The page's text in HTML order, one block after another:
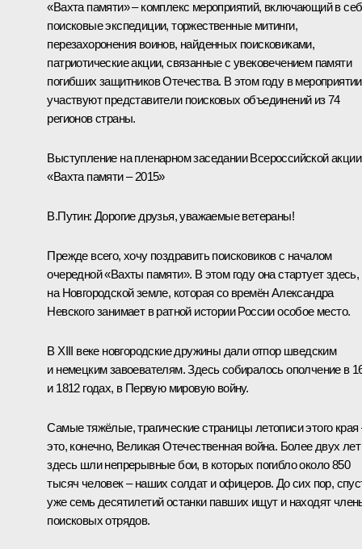
«Вахта памяти» – комплекс мероприятий, включающий в
поисковые экспедиции, торжественные митинги,
перезахоронения воинов, найденных поисковиками,
патриотические акции, связанные с увековечением памяти
погибших защитников Отечества. В этом году в мероприятии
участвуют представители поисковых объединений из 74
регионов страны.
Выступление на пленарном заседании Всероссийской акции
«Вахта памяти – 2015»
В.Путин: Дорогие друзья, уважаемые ветераны!
Прежде всего, хочу поздравить поисковиков с началом
очередной «Вахты памяти». В этом году она стартует здесь,
на Новгородской земле, которая со времён Александра
Невского занимает в ратной истории России особое место.
В XIII веке новгородские дружины дали отпор шведским
и немецким завоевателям. Здесь собиралось ополчение в
и 1812 годах, в Первую мировую войну.
Самые тяжёлые, трагические страницы летописи этого края
это, конечно, Великая Отечественная война. Более двух лет
здесь шли непрерывные бои, в которых погибло около 850
тысяч человек – наших солдат и офицеров. До сих пор,
уже семь десятилетий останки павших ищут и находят
поисковых отрядов.